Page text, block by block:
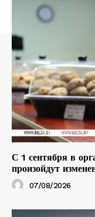
С 1 сентября в
произойдут
07/08/2026